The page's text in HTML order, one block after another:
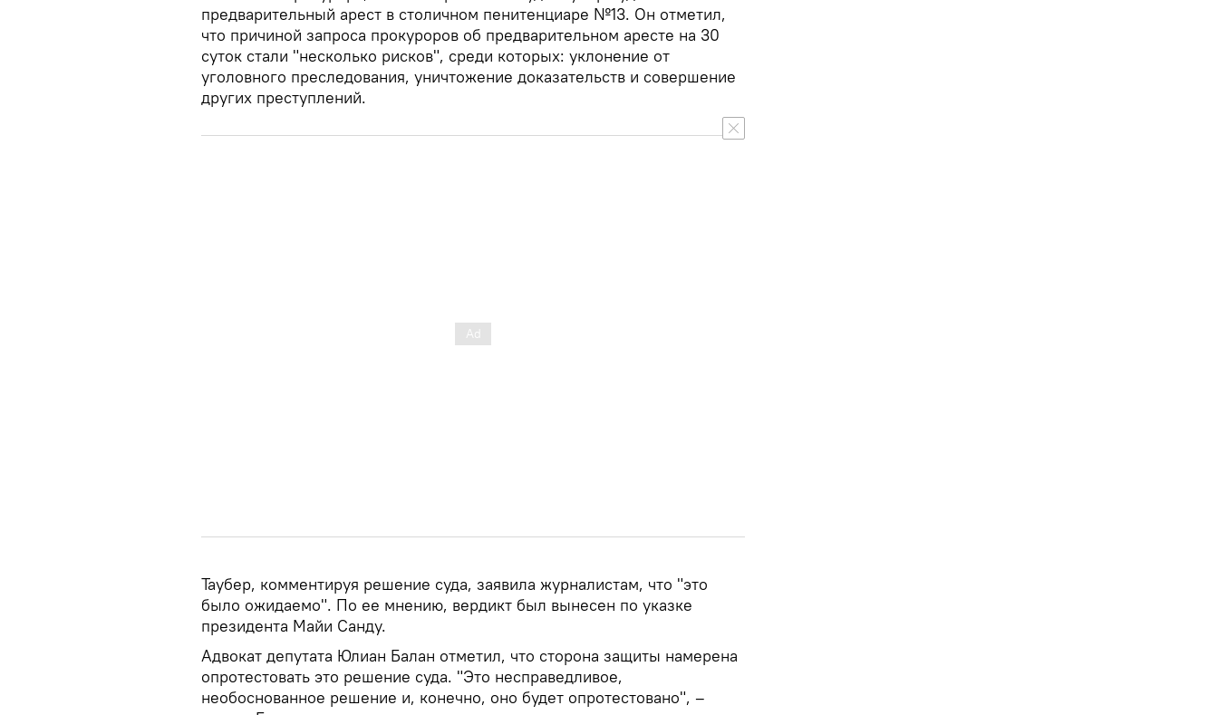
предварительный арест в столичном пенитенциаре №13. Он отметил,
что причиной запроса прокуроров об предварительном аресте на 30
суток стали "несколько рисков", среди которых: уклонение от
уголовного преследования, уничтожение доказательств и совершение
других преступлений.
Таубер, комментируя решение суда, заявила журналистам, что "это
было ожидаемо". По ее мнению, вердикт был вынесен по указке
президента Майи Санду.
Адвокат депутата Юлиан Балан отметил, что сторона защиты намерена
опротестовать это решение суда. "Это несправедливое,
необоснованное решение и, конечно, оно будет опротестовано", –